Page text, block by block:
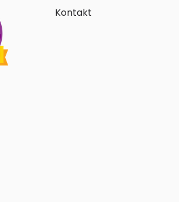
Kontakt